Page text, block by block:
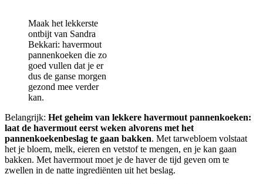
Maak het lekkerste
ontbijt van Sandra
Bekkari: havermout
pannenkoeken die zo
goed vullen dat je er
dus de ganse morgen
gezond mee verder
kan.
Belangrijk: Het geheim van lekkere havermout pannenkoeken:
laat de havermout eerst weken alvorens met het
pannenkoekenbeslag te gaan bakken. Met tarwebloem volstaat
het je bloem, melk, eieren en vetstof te mengen, en je kan gaan
bakken. Met havermout moet je de haver de tijd geven om te
zwellen in de natte ingrediënten uit het beslag.